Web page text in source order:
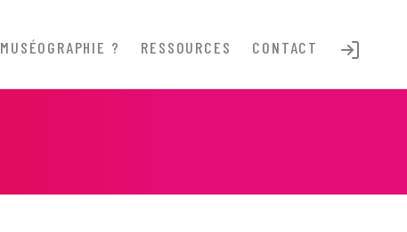
MUSÉOGRAPHIE ? RESSOURCES CONTACT